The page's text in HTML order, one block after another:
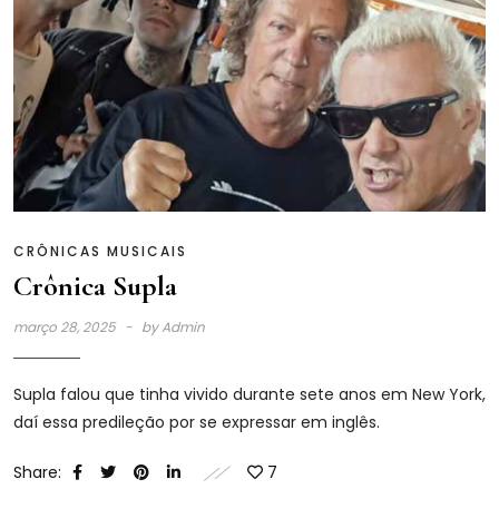
CRÔNICAS MUSICAIS
Crônica Supla
março 28, 2025 byAdmin
Supla falou que tinha vivido durante sete anos em New York,
daí essa predileção por se expressar em inglês.
Share: 7